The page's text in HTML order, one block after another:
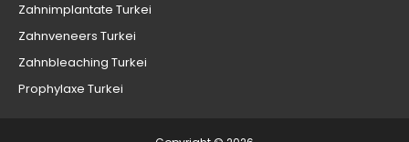
Zahnimplantate Turkei
Zahnveneers Turkei
Zahnbleaching Turkei
Prophylaxe Turkei